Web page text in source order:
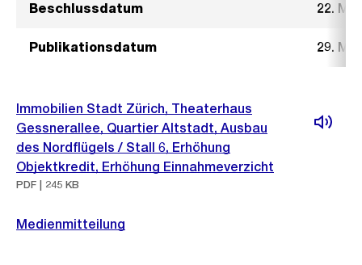
Beschlussdatum 22.
Publikationsdatum 29.
Immobilien Stadt Zürich, Theaterhaus
Gessnerallee, Quartier Altstadt, Ausbau
des Nordflügels / Stall 6, Erhöhung
Objektkredit, Erhöhung Einnahmeverzicht
PDF | 245 KB
Medienmitteilung